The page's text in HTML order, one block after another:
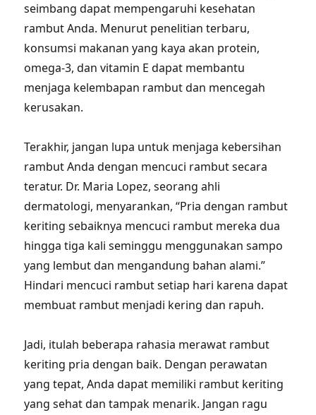
seimbang dapat mempengaruhi kesehatan
rambut Anda. Menurut penelitian terbaru,
konsumsi makanan yang kaya akan protein,
omega-3, dan vitamin E dapat membantu
menjaga kelembapan rambut dan mencegah
kerusakan.
Terakhir, jangan lupa untuk menjaga kebersihan
rambut Anda dengan mencuci rambut secara
teratur. Dr. Maria Lopez, seorang ahli
dermatologi, menyarankan, “Pria dengan rambut
keriting sebaiknya mencuci rambut mereka dua
hingga tiga kali seminggu menggunakan sampo
yang lembut dan mengandung bahan alami.”
Hindari mencuci rambut setiap hari karena dapat
membuat rambut menjadi kering dan rapuh.
Jadi, itulah beberapa rahasia merawat rambut
keriting pria dengan baik. Dengan perawatan
yang tepat, Anda dapat memiliki rambut keriting
yang sehat dan tampak menarik. Jangan ragu